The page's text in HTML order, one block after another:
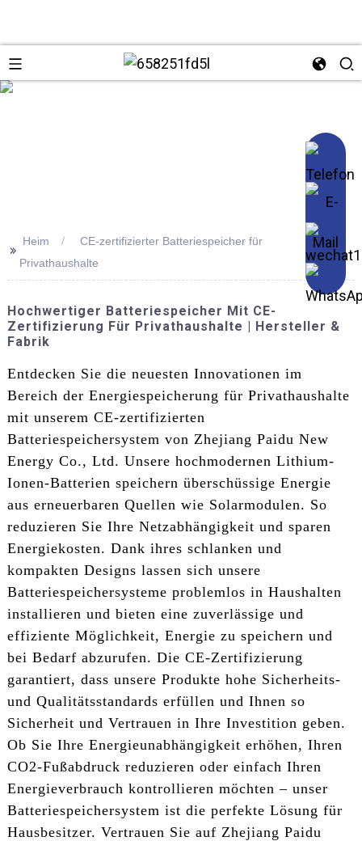
>>
Heim
CE-zertifizierter Batteriespeicher für
Privathaushalte
Hochwertiger Batteriespeicher Mit CE-
Zertifizierung Für Privathaushalte | Hersteller &
Fabrik
Entdecken Sie die neuesten Innovationen im
Bereich der Energiespeicherung für Privathaushalte
mit unserem CE-zertifizierten
Batteriespeichersystem von Zhejiang Paidu New
Energy Co., Ltd. Unsere hochmodernen Lithium-
Ionen-Batterien speichern überschüssige Energie
aus erneuerbaren Quellen wie Solarmodulen. So
reduzieren Sie Ihre Netzabhängigkeit und sparen
Energiekosten. Dank ihres schlanken und
kompakten Designs lassen sich unsere
Batteriespeichersysteme problemlos in Haushalten
installieren und bieten eine zuverlässige und
effiziente Möglichkeit, Energie zu speichern und
bei Bedarf abzurufen. Die CE-Zertifizierung
garantiert, dass unsere Produkte hohe Sicherheits-
und Qualitätsstandards erfüllen und Ihnen so
Sicherheit und Vertrauen in Ihre Investition geben.
Ob Sie Ihre Energieunabhängigkeit erhöhen, Ihren
CO2-Fußabdruck reduzieren oder einfach Ihren
Energieverbrauch kontrollieren möchten – unser
Batteriespeichersystem ist die perfekte Lösung für
Hausbesitzer. Vertrauen Sie auf Zhejiang Paidu